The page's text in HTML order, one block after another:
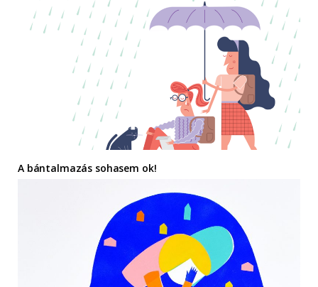
A bántalmazás sohasem ok!